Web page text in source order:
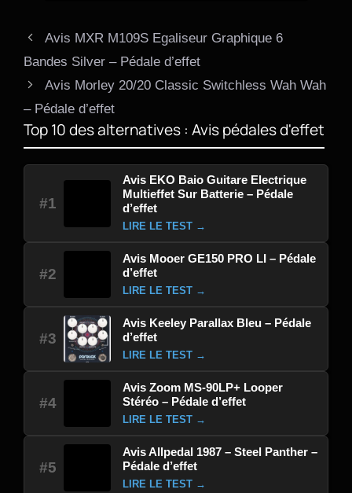
Avis MXR M109S Egaliseur Graphique 6
Bandes Silver – Pédale d’effet
Avis Morley 20/20 Classic Switchless Wah Wah
– Pédale d’effet
Top 10 des alternatives : Avis pédales d'effet
#1
Avis EKO Baio Guitare Electrique
Multieffet Sur Batterie – Pédale
d’effet
LIRE LE TEST →
#2
Avis Mooer GE150 PRO LI – Pédale
d’effet
LIRE LE TEST →
#3
Avis Keeley Parallax Bleu – Pédale
d’effet
LIRE LE TEST →
#4
Avis Zoom MS-90LP+ Looper
Stéréo – Pédale d’effet
LIRE LE TEST →
#5
Avis Allpedal 1987 – Steel Panther –
Pédale d’effet
LIRE LE TEST →